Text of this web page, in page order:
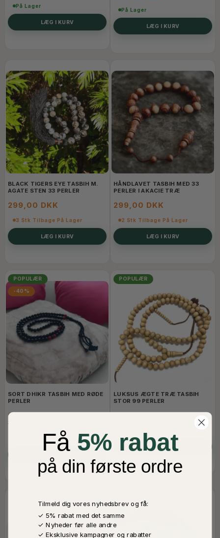
På Lager
LÆG I KURV
På Lager
LÆG I KURV
BLACK TIGERS EYE TASBIH M.
AGATE STEN 33 PERLER
299,00 DKK
3 Stk Tilbage På Lager
LÆG I KURV
HÅNDLAVET TASBIH MED 33
PERLER I AKACIE TRÆ
299,00 DKK
2 Stk Tilbage På Lager
LÆG I KURV
POPULÆR
-40%
SORT DHIKR TASBIH MED RØDE
PERLER
60,00 DKK
100,00 DKK
POPULÆR
LUKSUS ÆGTE TRÆ TASBIH
STOR 99 PERLER
500,00 DKK
LÆG I KURV
Få 5% rabat
på din første ordre
Tilmeld dig vores nyhedsbrev og få:
✓ 5% rabat med det samme
✓ Nyheder før alle andre
✓ Eksklusive kampagner og rabatter